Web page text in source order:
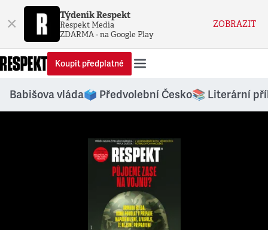
× Týdeník Respekt
Respekt Media
ZDARMA - na Google Play
ZOBRAZIT
Koupit předplatné
Babišova vláda🗳️ Předvolební Česko📚 Literární